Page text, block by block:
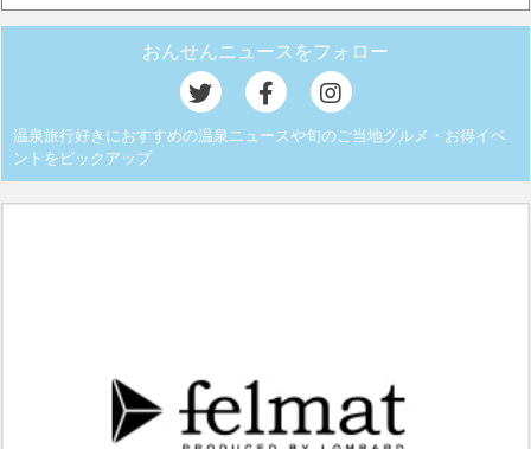
おんせんニュースをフォロー
温泉旅行好きにおすすめの温泉ニュースや旬のご当地グルメ・お得イベ
ントをピックアップ